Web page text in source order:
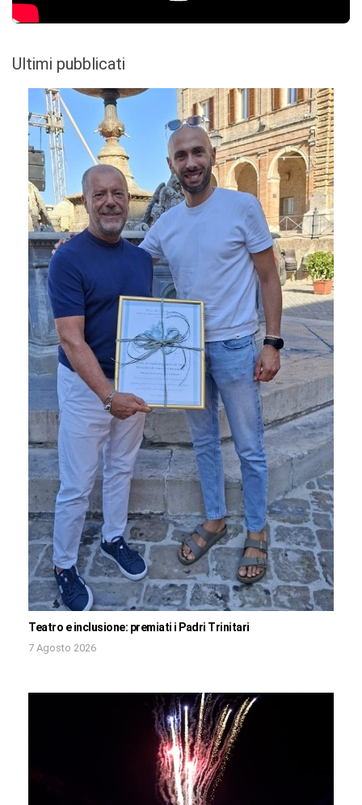
Ultimi pubblicati
Teatro e inclusione: premiati i Padri Trinitari
7 Agosto 2026